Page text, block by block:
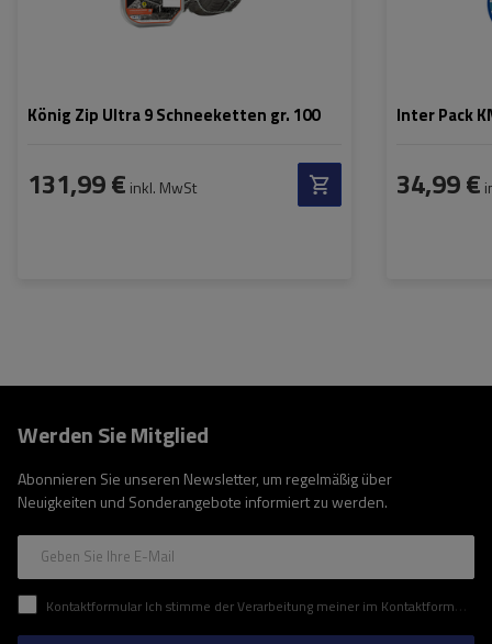
König Zip Ultra 9 Schneeketten gr. 100
131,99 € inkl. MwSt
Inter Pack
34,99 €
Werden Sie Mitglied
Abonnieren Sie unseren Newsletter, um regelmäßig über
Neuigkeiten und Sonderangebote informiert zu werden.
Geben Sie Ihre E-Mail
Kontaktformular Ich stimme der Verarbeitung meiner im Kontaktformular enthaltenen personenbezogenen Daten gemäß der Verordnung (EU) des Europäischen Parlaments und des Rates zu.